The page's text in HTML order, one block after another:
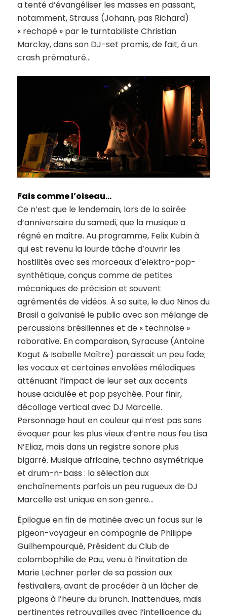
a tenté d’évangéliser les masses en passant,
notamment, Strauss (Johann, pas Richard)
« rechapé » par le turntabiliste Christian
Marclay, dans son DJ-set promis, de fait, à un
crash prématuré…
Fais comme l’oiseau…
Ce n’est que le lendemain, lors de la soirée
d’anniversaire du samedi, que la musique a
régné en maître. Au programme, Felix Kubin à
qui est revenu la lourde tâche d’ouvrir les
hostilités avec ses morceaux d’elektro-pop-
synthétique, conçus comme de petites
mécaniques de précision et souvent
agrémentés de vidéos. À sa suite, le duo Ninos du
Brasil a galvanisé le public avec son mélange de
percussions brésiliennes et de « technoise »
roborative. En comparaison, Syracuse (Antoine
Kogut & Isabelle Maître) paraissait un peu fade;
les vocaux et certaines envolées mélodiques
atténuant l’impact de leur set aux accents
house acidulée et pop psychée. Pour finir,
décollage vertical avec DJ Marcelle.
Personnage haut en couleur qui n’est pas sans
évoquer pour les plus vieux d’entre nous feu Lisa
N’Eliaz, mais dans un registre sonore plus
bigarré. Musique africaine, techno asymétrique
et drum-n-bass : la sélection aux
enchaînements parfois un peu rugueux de DJ
Marcelle est unique en son genre…
Épilogue en fin de matinée avec un focus sur le
pigeon-voyageur en compagnie de Philippe
Guilhempourqué, Président du Club de
colombophilie de Pau, venu à l’invitation de
Marie Lechner parler de sa passion aux
festivaliers, avant de procéder à un lâcher de
pigeons à l’heure du brunch. Inattendues, mais
pertinentes retrouvailles avec l’intelligence du